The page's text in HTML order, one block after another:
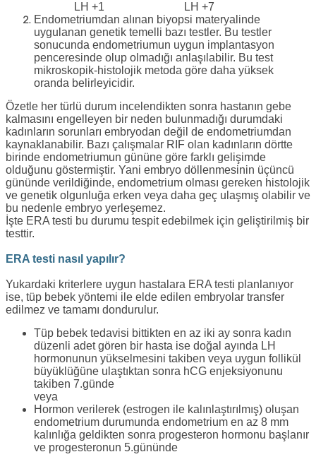
LH +1
LH +7
Endometriumdan alınan biyopsi materyalinde
uygulanan genetik temelli bazı testler. Bu testler
sonucunda endometriumun uygun implantasyon
penceresinde olup olmadığı anlaşılabilir. Bu test
mikroskopik-histolojik metoda göre daha yüksek
oranda belirleyicidir.
Özetle her türlü durum incelendikten sonra hastanın gebe
kalmasını engelleyen bir neden bulunmadığı durumdaki
kadınların sorunları embryodan değil de endometriumdan
kaynaklanabilir. Bazı çalışmalar RIF olan kadınların dörtte
birinde endometriumun gününe göre farklı gelişimde
olduğunu göstermiştir. Yani embryo döllenmesinin üçüncü
gününde verildiğinde, endometrium olması gereken histolojik
ve genetik olgunluğa erken veya daha geç ulaşmış olabilir ve
bu nedenle embryo yerleşemez.
İşte ERA testi bu durumu tespit edebilmek için geliştirilmiş bir
testtir.
ERA testi nasıl yapılır?
Yukardaki kriterlere uygun hastalara ERA testi planlanıyor
ise, tüp bebek yöntemi ile elde edilen embryolar transfer
edilmez ve tamamı dondurulur.
Tüp bebek tedavisi bittikten en az iki ay sonra kadın
düzenli adet gören bir hasta ise doğal ayında LH
hormonunun yükselmesini takiben veya uygun follikül
büyüklüğüne ulaştıktan sonra hCG enjeksiyonunu
takiben 7.günde
veya
Hormon verilerek (estrogen ile kalınlaştırılmış) oluşan
endometrium durumunda endometrium en az 8 mm
kalınlığa geldikten sonra progesteron hormonu başlanır
ve progesteronun 5.gününde